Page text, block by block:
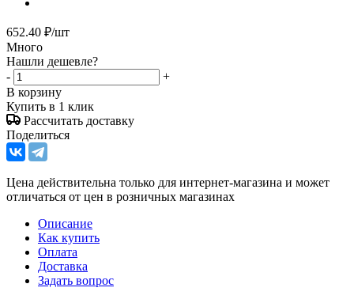
652.40 ₽/шт
Много
Нашли дешевле?
-
+
В корзину
Купить в 1 клик
Рассчитать доставку
Поделиться
Цена действительна только для интернет-магазина и может
отличаться от цен в розничных магазинах
Описание
Как купить
Оплата
Доставка
Задать вопрос